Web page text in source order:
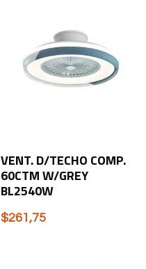
VENT. D/TECHO COMP.
60CTM W/GREY
BL2540W
$261,75